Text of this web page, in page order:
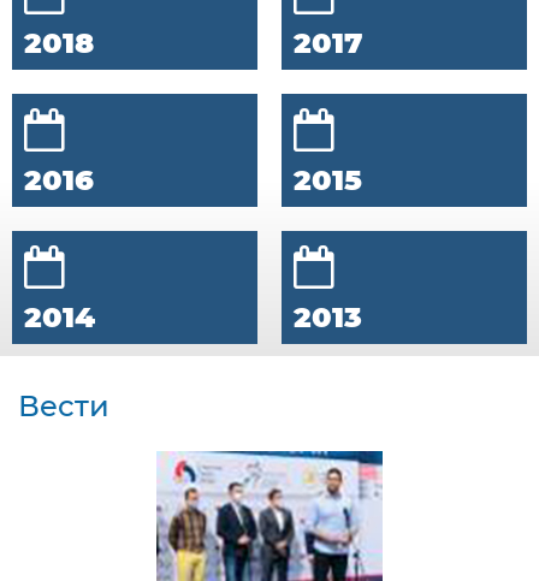
2018 2017
2016 2015
2014 2013
Вести